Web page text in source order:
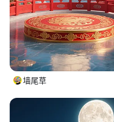
墙尾草